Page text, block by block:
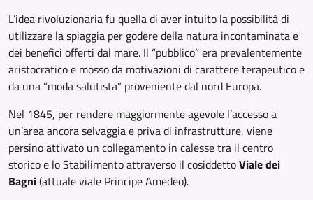
L’idea rivoluzionaria fu quella di aver intuito la possibilità di
utilizzare la spiaggia per godere della natura incontaminata e
dei benefici offerti dal mare. Il “pubblico” era prevalentemente
aristocratico e mosso da motivazioni di carattere terapeutico e
da una “moda salutista” proveniente dal nord Europa.
Nel 1845, per rendere maggiormente agevole l’accesso a
un’area ancora selvaggia e priva di infrastrutture, viene
persino attivato un collegamento in calesse tra il centro
storico e lo Stabilimento attraverso il cosiddettoViale dei
Bagni(attuale viale Principe Amedeo).